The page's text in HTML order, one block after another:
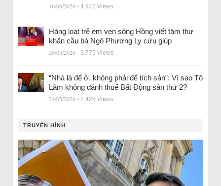
16/06/2026 - 4.942 Views
Hàng loạt trẻ em ven sông Hồng viết tâm thư
khẩn cầu bà Ngô Phương Ly cứu giúp
28/05/2026 - 3.775 Views
“Nhà là để ở, không phải để tích sản”: Vì sao Tô
Lâm không đánh thuế Bất Động sản thứ 2?
24/05/2026 - 2.425 Views
TRUYỀN HÌNH